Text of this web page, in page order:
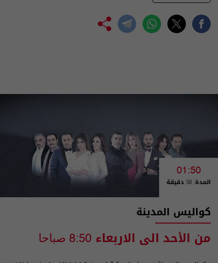
01:50
المدة: 50 دقيقة
كواليس المدينة
من الأحد الى الاربعاء 8:50 صباحا